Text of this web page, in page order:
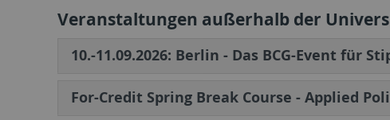
Veranstaltungen außerhalb der
10.-11.09.2026: Berlin - Das BCG-Event für
For-Credit Spring Break Course - Applied